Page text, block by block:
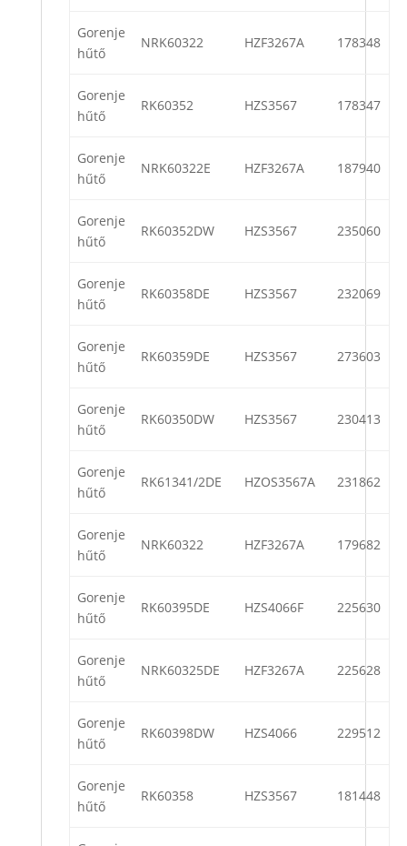
Gorenje
hűtő
NRK60322 HZF3267A 178348
Gorenje
hűtő
RK60352 HZS3567 178347
Gorenje
hűtő
NRK60322E HZF3267A 187940
Gorenje
hűtő
RK60352DW HZS3567 235060
Gorenje
hűtő
RK60358DE HZS3567 232069
Gorenje
hűtő
RK60359DE HZS3567 273603
Gorenje
hűtő
RK60350DW HZS3567 230413
Gorenje
hűtő
RK61341/2DE HZOS3567A 231862
Gorenje
hűtő
NRK60322 HZF3267A 179682
Gorenje
hűtő
RK60395DE HZS4066F 225630
Gorenje
hűtő
NRK60325DE HZF3267A 225628
Gorenje
hűtő
RK60398DW HZS4066 229512
Gorenje
hűtő
RK60358 HZS3567 181448